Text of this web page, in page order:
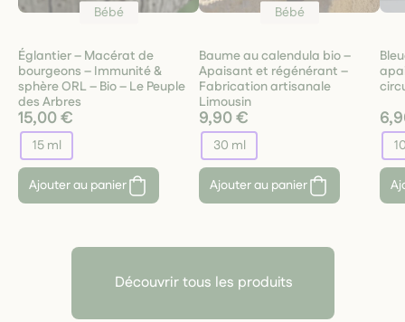
Bébé
Églantier – Macérat de
bourgeons – Immunité &
sphère ORL – Bio – Le Peuple
des Arbres
15,00 €
15 ml
Ajouter au panier
Bébé
Baume au calendula bio –
Apaisant et régénérant –
Fabrication artisanale
Limousin
9,90 €
30 ml
Ajouter au panier
Découvrir tous les produits